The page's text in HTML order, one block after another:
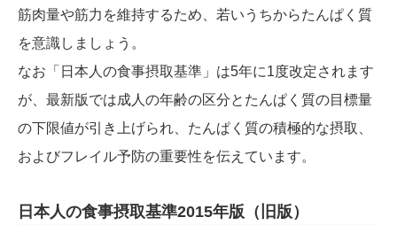
筋肉量や筋力を維持するため、若いうちからたんぱく質
を意識しましょう。
なお「日本人の食事摂取基準」は5年に1度改定されます
が、最新版では成人の年齢の区分とたんぱく質の目標量
の下限値が引き上げられ、たんぱく質の積極的な摂取、
およびフレイル予防の重要性を伝えています。
日本人の食事摂取基準2015年版（旧版）